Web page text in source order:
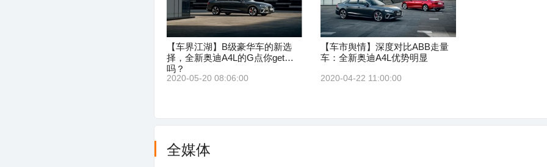
【车界江湖】B级豪华车的新选
择，全新奥迪A4L的G点你get了
吗？
2020-05-20 08:06:00
【车市舆情】深度对比ABB走量
车：全新奥迪A4L优势明显
2020-04-22 11:00:00
全媒体